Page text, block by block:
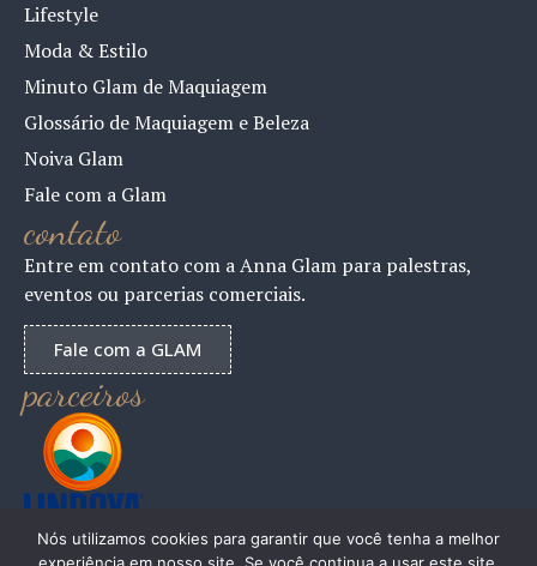
Lifestyle
Moda & Estilo
Minuto Glam de Maquiagem
Glossário de Maquiagem e Beleza
Noiva Glam
Fale com a Glam
contato
Entre em contato com a Anna Glam para palestras,
eventos ou parcerias comerciais.
Fale com a GLAM
parceiros
Nós utilizamos cookies para garantir que você tenha a melhor